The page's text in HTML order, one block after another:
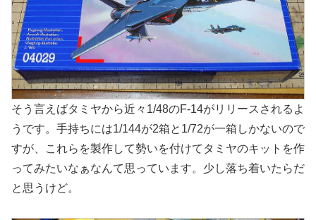
そう言えばタミヤから近々1/48のF-14がリリースされるよ
うです。手持ちには1/144が2箱と1/72が一箱しかないので
すが、これらを製作して勢いを付けてタミヤのキットを作
ってみたいなぁなんて思っています。少し落ち着いたらだ
と思うけど。